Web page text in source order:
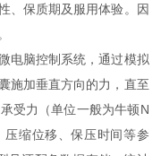
、保质期及服用体验。因
脑控制系统，通过模拟
施加垂直方向的力，直至
受力（单位一般为牛顿N
缩位移、保压时间等参